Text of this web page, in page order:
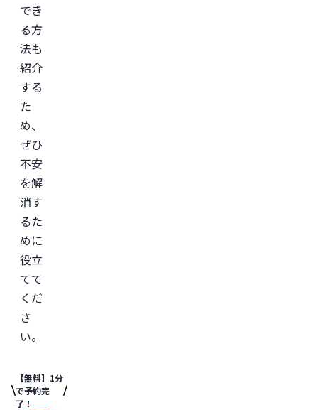
でき
る方
法も
紹介
する
た
め、
ぜひ
不安
を解
消す
るた
めに
役立
てて
くだ
さ
い。
【無料】1分
で予約完
了！